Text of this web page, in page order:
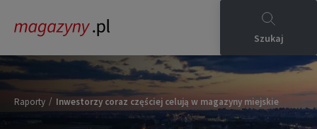
Szukaj
Raporty / Inwestorzy coraz częściej celują w magazyny miejskie